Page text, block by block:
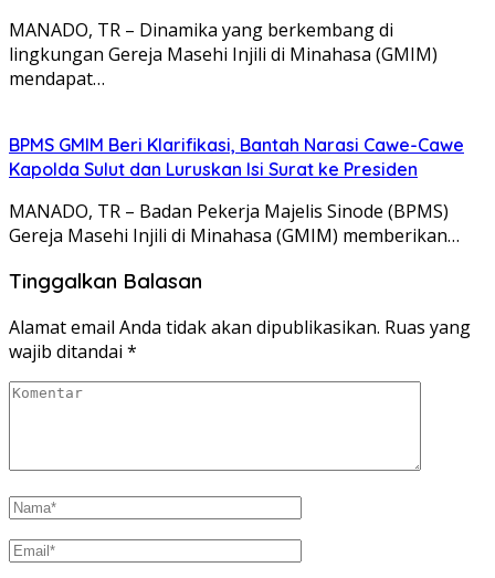
MANADO, TR – Dinamika yang berkembang di
lingkungan Gereja Masehi Injili di Minahasa (GMIM)
mendapat…
BPMS GMIM Beri Klarifikasi, Bantah Narasi Cawe-Cawe
Kapolda Sulut dan Luruskan Isi Surat ke Presiden
MANADO, TR – Badan Pekerja Majelis Sinode (BPMS)
Gereja Masehi Injili di Minahasa (GMIM) memberikan…
Tinggalkan Balasan
Alamat email Anda tidak akan dipublikasikan. Ruas yang
wajib ditandai *